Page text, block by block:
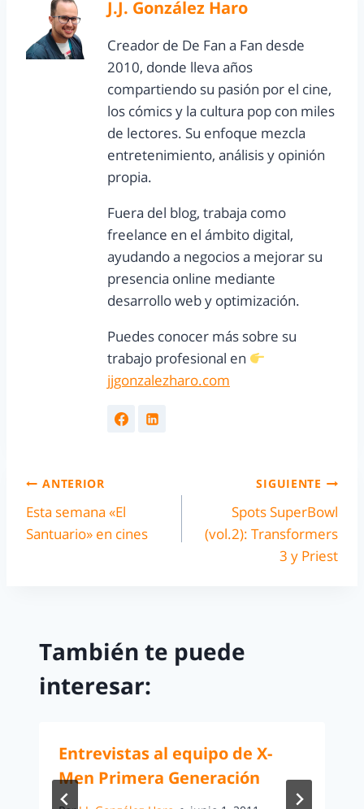
J.J. González Haro
Creador de De Fan a Fan desde
2010, donde lleva años
compartiendo su pasión por el cine,
los cómics y la cultura pop con miles
de lectores. Su enfoque mezcla
entretenimiento, análisis y opinión
propia.
Fuera del blog, trabaja como
freelance en el ámbito digital,
ayudando a negocios a mejorar su
presencia online mediante
desarrollo web y optimización.
Puedes conocer más sobre su
trabajo profesional en
jjgonzalezharo.com
ANTERIOR
Esta semana «El
Santuario» en cines
SIGUIENTE
Spots SuperBowl
(vol.2): Transformers
3 y Priest
También te puede
interesar:
Entrevistas al equipo de X-
Men Primera Generación